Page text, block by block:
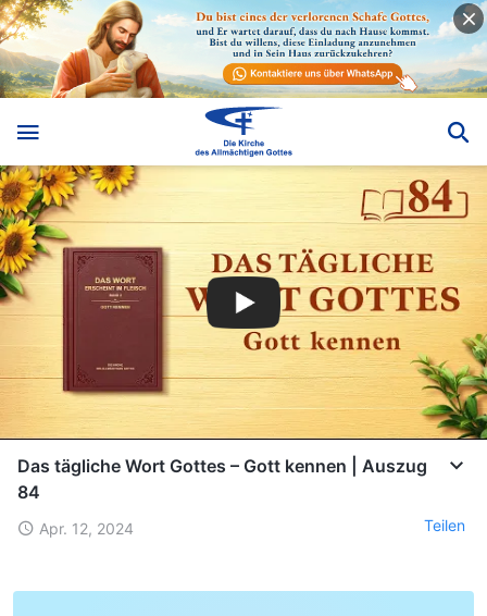
Das tägliche Wort Gottes – Gott kennen | Auszug
84
Apr. 12, 2024 Teilen